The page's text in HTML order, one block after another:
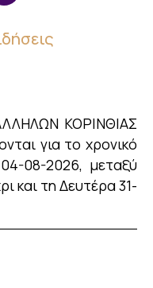
ΚΟΡΙΝΘΙΑΣ
για το χρονικό
08-2026, μεταξύ
και τη Δευτέρα 31-